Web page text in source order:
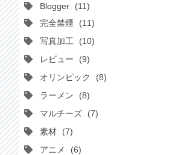
Blogger
11
完全禁煙
11
写真加工
10
レビュー
9
オリンピック
8
ラーメン
8
マルチーズ
7
素材
7
アニメ
6